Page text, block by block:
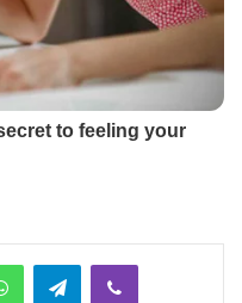
WhatsAppTelegramViber